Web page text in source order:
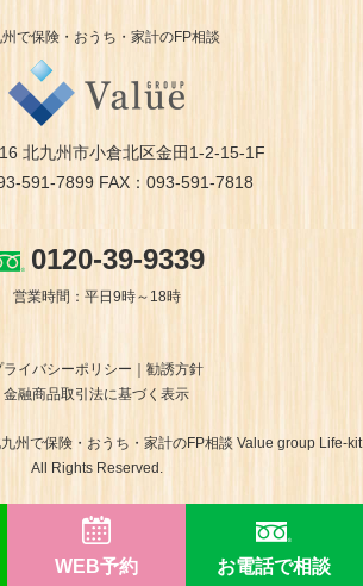
で保険・おうち・家計のFP相談
北九州市小倉北区金田1-2-15-1F
591-7899 FAX：093-591-7818
0120-39-9339
営業時間：平日9時～18時
ライバシーポリシー
勧誘方針
金融商品取引法に基づく表示
州で保険・おうち・家計のFP相談 Value group Life-kit
All Rights Reserved.
ホームページ制作 福岡
WEB予約 お電話で相談